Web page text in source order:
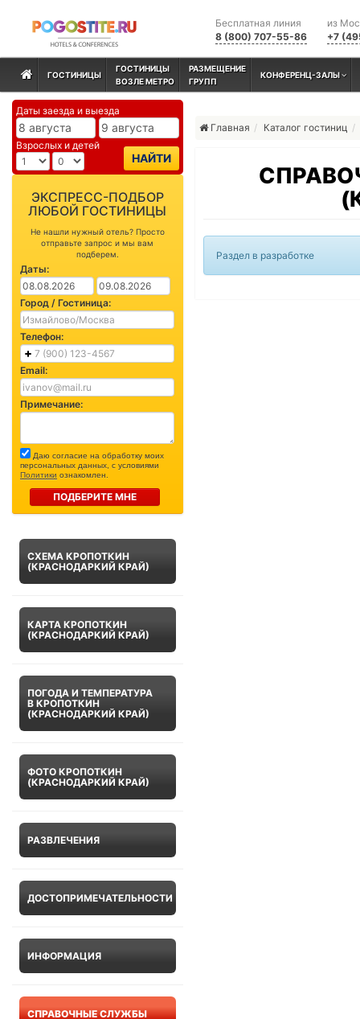
из
+7
Бесплатная линия
8 (800) 707-55-86
ГОСТИНИЦЫ
ГОСТИНИЦЫ
ВОЗЛЕ МЕТРО
РАЗМЕЩЕНИЕ
ГРУПП
КОНФЕРЕНЦ-ЗАЛЫ
Даты заезда и выезда
Взрослых и детей
НАЙТИ
ЭКСПРЕСС-ПОДБОР
ЛЮБОЙ ГОСТИНИЦЫ
Не нашли нужный отель? Просто
отправьте запрос и мы вам
подберем.
Даты:
Город / Гостиница:
Телефон:
Email:
Примечание:
Даю согласие на обработку моих
персональных данных, с условиями
Политики ознакомлен.
ПОДБЕРИТЕ МНЕ
СХЕМА КРОПОТКИН
(КРАСНОДАРКИЙ КРАЙ)
КАРТА КРОПОТКИН
(КРАСНОДАРКИЙ КРАЙ)
ПОГОДА И ТЕМПЕРАТУРА
В КРОПОТКИН
(КРАСНОДАРКИЙ КРАЙ)
ФОТО КРОПОТКИН
(КРАСНОДАРКИЙ КРАЙ)
РАЗВЛЕЧЕНИЯ
ДОСТОПРИМЕЧАТЕЛЬНОСТИ
ИНФОРМАЦИЯ
СПРАВОЧНЫЕ СЛУЖБЫ
Главная Каталог гостиниц
Раздел в разработке